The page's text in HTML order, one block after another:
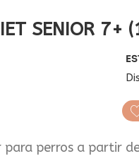
SENIOR 7+
para perros a partir